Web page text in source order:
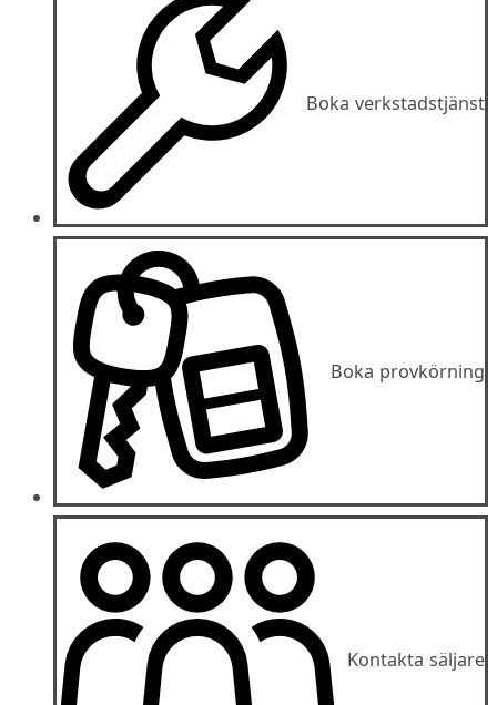
Boka verkstadstjänst
Boka provkörning
Kontakta säljare